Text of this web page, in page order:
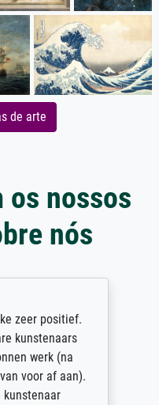
de arte
os nossos
nós
zeer positief.
kunstenaars
werk (na
voor af aan).